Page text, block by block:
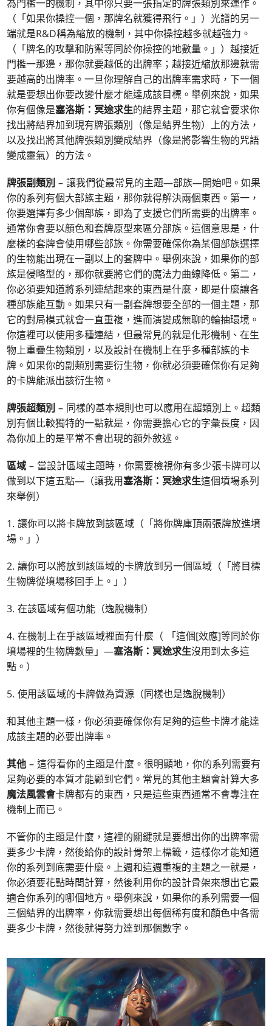
為門檻一的機制，其中你只要一張指定的牌張類別來運作。
（「如果你操控一個，那牌名就獲得飛行。」）光譜的另一
端就是R&D稱為縮放的機制，其中你操控越多就越強力。
（「牌名的攻擊和防禦等同於你操控的地數量。」）越接近
門檻一那邊，那你就要越低的出牌率；越接近縮放那邊就需
要越高的出牌率。一旦你理解自己的出牌率需求時，下一個
就是要想出你要改變什麼才能達成該目標。舉例來說，如果
你有個像是塞洛斯：冥途求生的結界主題，那它就會要求你
找出將結界加到現有牌張類別（像是結界生物）上的方法，
以及找出將其他牌張類別變成結界（像是將影響生物的咒語
變成靈氣）的方法。
牌張副類別 – 讓我們從最常見的主題—部族—開始吧。如果
你的系列有個大部族主題，那你就得解決兩個東西。第一，
你要選擇有多少個部族，即為了支援它們所需要的出牌率。
通常你會要以顏色和套牌原型來區分部族。這個意思是，什
麼樣的套牌會使用哪些部族。你需要確保你為某個部族選擇
的生物能出現在一副以上的套牌中。舉例來說，如果你的部
族是侵略型的，那你就要將它們的魔法力曲線降低。第二，
你必須要知道將系列連結起來的東西是什麼，即是什麼讓各
種部族能互動。如果只有一副套牌想要全部的一個主題，那
它的對局模式就會一直重複，進而演變成無聊的輪抽環境。
你這裡可以使用多種連結，但最常見的就是化形機制、在生
物上重疊生物類別，以及設計在機制上在乎多種部族的卡
牌。如果你的副類別需要衍生物，你就必須要確保你有足夠
的卡牌能派出該衍生物。
牌張超類別 – 同樣的基本規則也可以應用在超類別上。超類
別有個比較獨特的一點就是，你需要擔心它的字彙長度，因
為你加上的是平常不會出現的額外敘述。
區域 – 當設計區域主題時，你需要檢視你有多少張卡牌可以
做到以下這五點—（讓我用塞洛斯：冥途求生這個墳場系列
來舉例）
1. 讓你可以將卡牌放到該區域（「將你牌庫頂兩張牌放進墳
場。」）
2. 讓你可以將放到該區域的卡牌放到另一個區域（「將目標
生物牌從墳場移回手上。」）
3. 在該區域有個功能（逸脫機制）
4. 在機制上在乎該區域裡面有什麼（ 「這個[效應]等同於你
墳場裡的生物牌數量」—塞洛斯：冥途求生沒用到太多這
點。）
5. 使用該區域的卡牌做為資源（同樣也是逸脫機制）
和其他主題一樣，你必須要確保你有足夠的這些卡牌才能達
成該主題的必要出牌率。
其他 – 這得看你的主題是什麼。很明顯地，你的系列需要有
足夠必要的本質才能顧到它們。常見的其他主題會計算大多
魔法風雲會卡牌都有的東西，只是這些東西通常不會專注在
機制上而已。
不管你的主題是什麼，這裡的關鍵就是要想出你的出牌率需
要多少卡牌，然後給你的設計骨架上標籤，這樣你才能知道
你的系列到底需要什麼。上週和這週重複的主題之一就是，
你必須要花點時間計算，然後利用你的設計骨架來想出它最
適合你系列的哪個地方。舉例來說，如果你的系列需要一個
三個結界的出牌率，你就需要想出每個稀有度和顏色中各需
要多少卡牌，然後就得努力達到那個數字。